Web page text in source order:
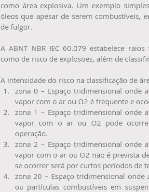
como área explosiva. Um exemplo
óleos que apesar de serem combustíveis,
de fulgor.
A ABNT NBR IEC 60.079 estabelece
como de risco de explosões, além de
A intensidade do risco na classificação de
zona 0 – Espaço tridimensional onde
vapor com o ar ou O2 é frequente e
zona 1 – Espaço tridimensional onde
vapor com o ar ou O2 pode
operação.
zona 2 – Espaço tridimensional onde
vapor com o ar ou O2 não é prevista
se ocorrer será por curtos períodos de
zona 20 – Espaço tridimensional
ou partículas combustíveis em